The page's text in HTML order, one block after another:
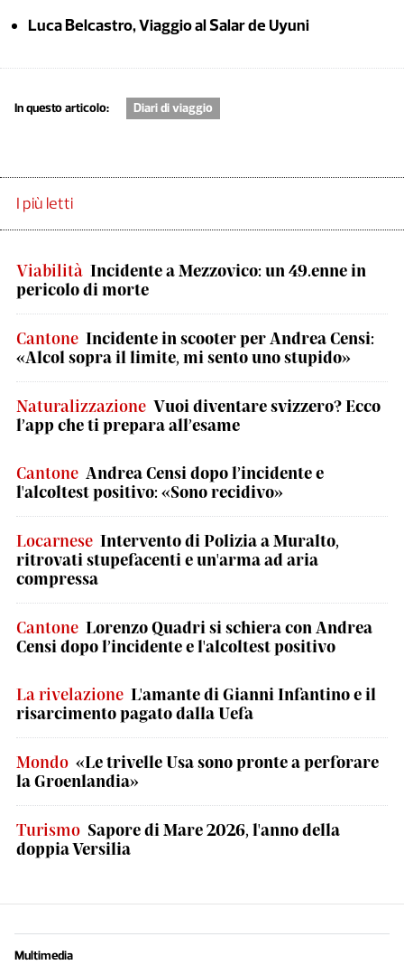
Luca Belcastro, Viaggio al Salar de Uyuni
In questo articolo: Diari di viaggio
I più letti
Viabilità Incidente a Mezzovico: un 49.enne in
pericolo di morte
Cantone Incidente in scooter per Andrea Censi:
«Alcol sopra il limite, mi sento uno stupido»
Naturalizzazione Vuoi diventare svizzero? Ecco
l’app che ti prepara all’esame
Cantone Andrea Censi dopo l’incidente e
l'alcoltest positivo: «Sono recidivo»
Locarnese Intervento di Polizia a Muralto,
ritrovati stupefacenti e un'arma ad aria
compressa
Cantone Lorenzo Quadri si schiera con Andrea
Censi dopo l’incidente e l'alcoltest positivo
La rivelazione L'amante di Gianni Infantino e il
risarcimento pagato dalla Uefa
Mondo «Le trivelle Usa sono pronte a perforare
la Groenlandia»
Turismo Sapore di Mare 2026, l'anno della
doppia Versilia
Multimedia